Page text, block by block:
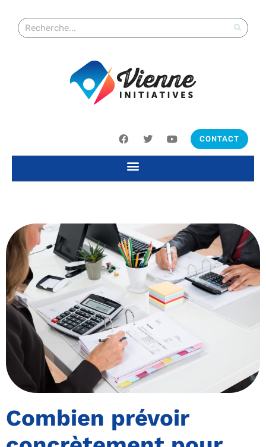
CONTACT
Combien prévoir